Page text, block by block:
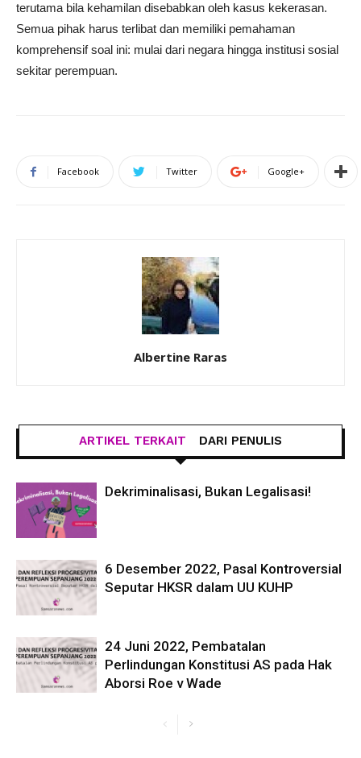
terutama bila kehamilan disebabkan oleh kasus kekerasan.
Semua pihak harus terlibat dan memiliki pemahaman
komprehensif soal ini: mulai dari negara hingga institusi sosial
sekitar perempuan.
Facebook Twitter Google+
Albertine Raras
ARTIKEL TERKAIT DARI PENULIS
Dekriminalisasi, Bukan Legalisasi!
6 Desember 2022, Pasal Kontroversial
Seputar HKSR dalam UU KUHP
24 Juni 2022, Pembatalan
Perlindungan Konstitusi AS pada Hak
Aborsi Roe v Wade